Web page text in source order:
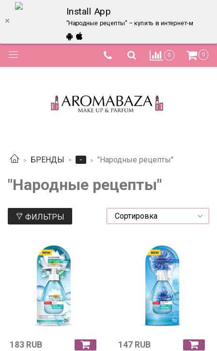
Install App
"Народные рецепты" – купить в интернет-
0 0
БРЕНДЫ - "Народные рецепты"
"Народные рецепты"
ФИЛЬТРЫ
183 RUB 147 RUB